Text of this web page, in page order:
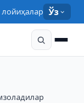
лойиҳалар Ўз